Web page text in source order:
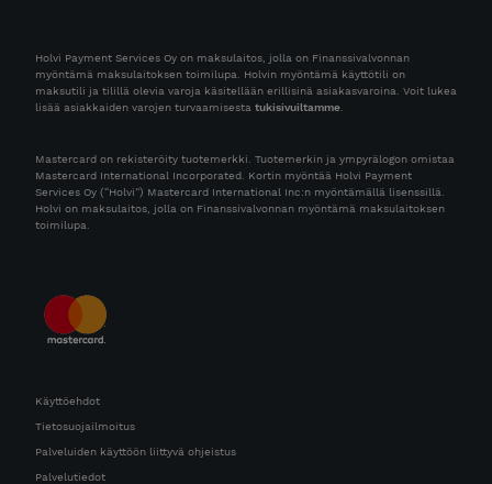
Holvi Payment Services Oy on maksulaitos, jolla on Finanssivalvonnan
myöntämä maksulaitoksen toimilupa. Holvin myöntämä käyttötili on
maksutili ja tilillä olevia varoja käsitellään erillisinä asiakasvaroina. Voit lukea
lisää asiakkaiden varojen turvaamisesta tukisivuiltamme
Mastercard on rekisteröity tuotemerkki. Tuotemerkin ja ympyrälogon omistaa
Mastercard International Incorporated. Kortin myöntää Holvi Payment
Services Oy (“Holvi”) Mastercard International Inc:n myöntämällä lisenssillä.
Holvi on maksulaitos, jolla on Finanssivalvonnan myöntämä maksulaitoksen
toimilupa.
Käyttöehdot
Tietosuojailmoitus
Palveluiden käyttöön liittyvä ohjeistus
Palvelutiedot